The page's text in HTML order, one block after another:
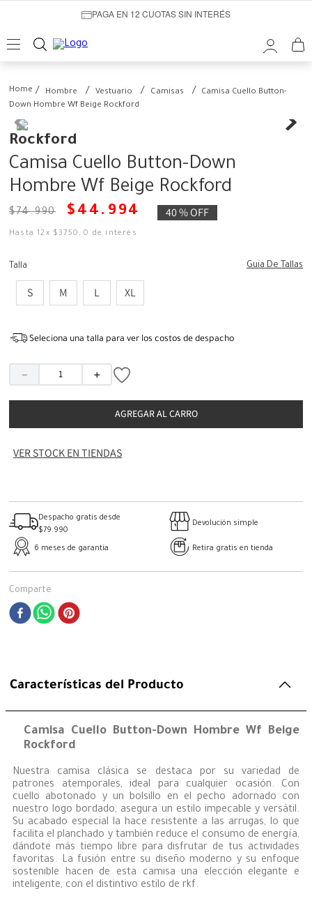
PAGA EN 12 CUOTAS SIN INTERÉS
Hombre Vestuario Camisas
Camisa Cuello Button-
Down Hombre Wf Beige Rockford
Rockford
Camisa Cuello Button-Down
Hombre Wf Beige Rockford
$74.990 $ 44 . 994 40 %OFF
Hasta12 x $ 3750 ,0 de interés
Talla Guia De Tallas
S M L XL
Seleciona una talla para ver los costos de despacho
＋
－
AGREGAR AL CARRO
VER STOCK EN TIENDAS
Despacho gratis desde
$79.990
Devolución simple
6 meses de garantía Retira gratis en tienda
Comparte
Características del Producto
Camisa Cuello Button-Down Hombre Wf Beige
Rockford
Nuestra camisa clásica se destaca por su variedad de
patrones atemporales, ideal para cualquier ocasión. Con
cuello abotonado y un bolsillo en el pecho adornado con
nuestro logo bordado, asegura un estilo impecable y versátil.
Su acabado especial la hace resistente a las arrugas, lo que
facilita el planchado y también reduce el consumo de energía,
dándote más tiempo libre para disfrutar de tus actividades
favoritas. La fusión entre su diseño moderno y su enfoque
sostenible hacen de esta camisa una elección elegante e
inteligente, con el distintivo estilo de rkf.